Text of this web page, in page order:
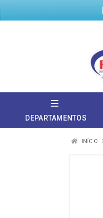
DEPARTAMENTOS
INÍCIO